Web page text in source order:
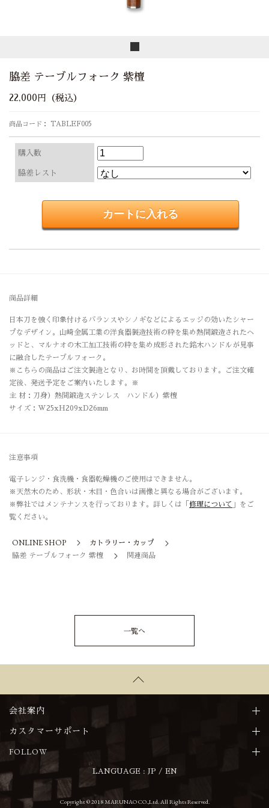
脇差 テーブルフォーク 紫檀
22,000円（税込）
商品コード： TABLEF005
購入数
脇差レスト
商品詳細
日本刀を強く印象付けるバランスやシノギなどによるエッジの効いたシャー
プなデザイン。山崎金属工業の洋食器製造技術の粋を集め熱間鍛造されたヘ
ッドと、マルナオの木工加工技術の粋を集め成形された銘木ハンドルが見事
に融合したテーブルフォーク。
※こちらの商品はご注文製造となり、お時間を頂戴しております。ご注文確
定後、発送予定をご案内いたします。※
主 材：刀身）熱間鍛造ステンレス ハンドル）紫檀
サイズ：W25xH209xD26mm
注意事項
電子レンジ・食洗機・食器乾燥機のご使用はできません。
※天然木のため、形状・木目・色合いは画像と異なる場合がございます。
※弊社ではメンテナンスを行っております。詳しくは「 修理について 」をご
覧ください。
ONLINE SHOP
カトラリー・カップ
脇差 テーブルフォーク 紫檀
関連商品
一覧へ
会社案内
カスタマーサポート
FOLLOW
LANGUAGE : JP / EN
Copyright © 2018 MARUNAO CO.,Ltd. All Rights Reserved.